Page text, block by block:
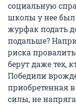
социальную
школы у нее был
журфак подать
подальше?
риска
берут даже тех,
Победили
приобретенная
силы, не